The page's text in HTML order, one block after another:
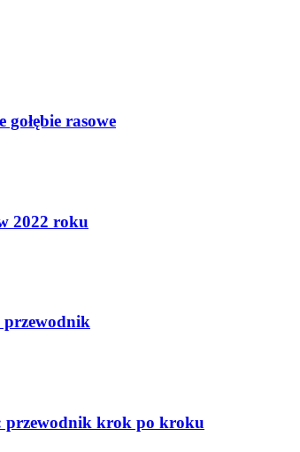
gołębie rasowe
2022 roku
przewodnik
przewodnik krok po kroku